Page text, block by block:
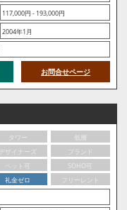
117,000円 - 193,000円
2004年1月
お問合せページ
タワー
低層
デザイナーズ
ブランド
ペット可
SOHO可
礼金ゼロ
フリーレント